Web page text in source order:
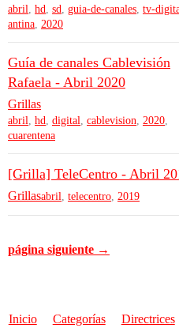
abril, hd, sd, guia-de-canales, tv-
antina, 2020
Guía de canales Cablevisión
Rafaela - Abril 2020
Grillas
abril, hd, digital, cablevision, 2020,
cuarentena
[Grilla] TeleCentro - Abril
Grillasabril telecentro 2019
página siguiente →
Inicio Categorías Directrices